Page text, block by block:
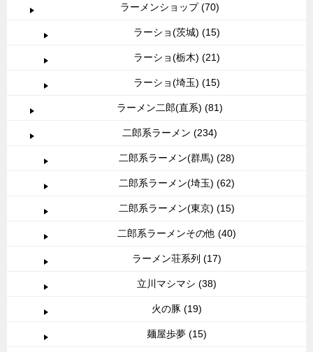
ラーメンショップ (70)
ラーショ(茨城) (15)
ラーショ(栃木) (21)
ラーショ(埼玉) (15)
ラーメン二郎(直系) (81)
二郎系ラーメン (234)
二郎系ラーメン(群馬) (28)
二郎系ラーメン(埼玉) (62)
二郎系ラーメン(東京) (15)
二郎系ラーメンその他 (40)
ラーメン荘系列 (17)
立川マシマシ (38)
火の豚 (19)
麺屋歩夢 (15)